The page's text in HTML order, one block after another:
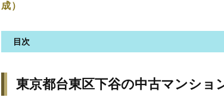
成）
目次
現在の価格は、4,398万円（10年前比+86.0%
東京都台東区下谷の中古マンショ